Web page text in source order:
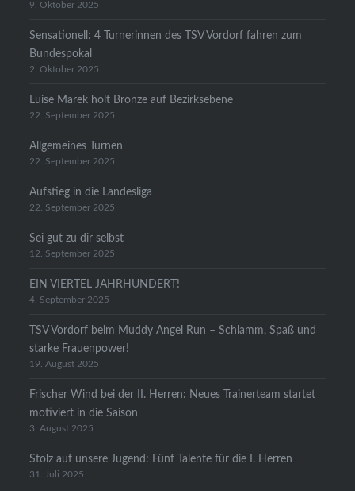
9. Oktober 2025
Sensationell: 4 Turnerinnen des TSV Vordorf fahren zum
Bundespokal
2. Oktober 2025
Luise Marek holt Bronze auf Bezirksebene
22. September 2025
Allgemeines Turnen
22. September 2025
Aufstieg in die Landesliga
22. September 2025
Sei gut zu dir selbst
12. September 2025
EIN VIERTEL JAHRHUNDERT!
4. September 2025
TSV Vordorf beim Muddy Angel Run – Schlamm, Spaß und
starke Frauenpower!
19. August 2025
Frischer Wind bei der II. Herren: Neues Trainerteam startet
motiviert in die Saison
3. August 2025
Stolz auf unsere Jugend: Fünf Talente für die I. Herren
31. Juli 2025